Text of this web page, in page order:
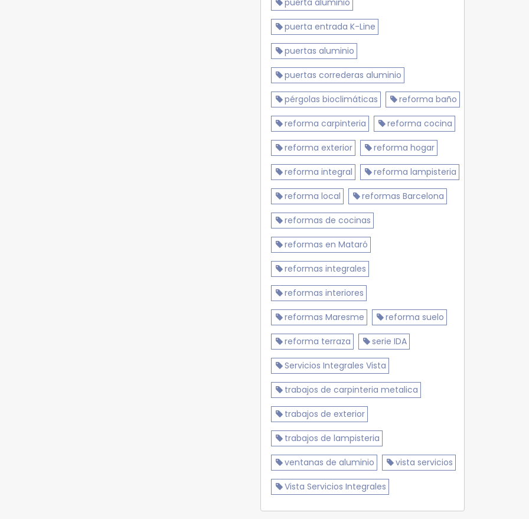
puerta aluminio
puerta entrada K-Line
puertas aluminio
puertas correderas aluminio
pérgolas bioclimáticas reforma baño
reforma carpinteria reforma cocina
reforma exterior reforma hogar
reforma integral reforma lampisteria
reforma local reformas Barcelona
reformas de cocinas
reformas en Mataró
reformas integrales
reformas interiores
reformas Maresme reforma suelo
reforma terraza serie IDA
Servicios Integrales Vista
trabajos de carpinteria metalica
trabajos de exterior
trabajos de lampisteria
ventanas de aluminio vista servicios
Vista Servicios Integrales